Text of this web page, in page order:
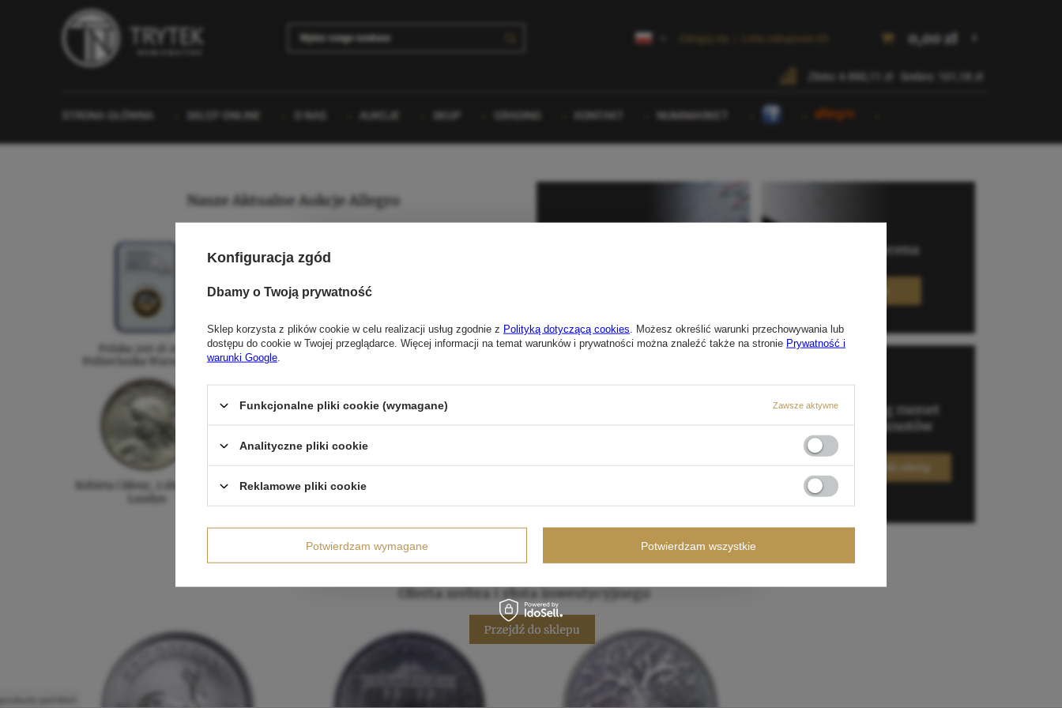
Konfiguracja zgód
Dbamy o Twoją prywatność
Sklep korzysta z plików cookie w celu realizacji usług zgodnie z Polityką dotyczącą cookies . Możesz określić warunki przechowywania lub
dostępu do cookie w Twojej przeglądarce. Więcej informacji na temat warunków i prywatności można znaleźć także na stronie Prywatność i
warunki Google
Funkcjonalne pliki cookie (wymagane) Zawsze aktywne
Analityczne pliki cookie
Reklamowe pliki cookie
Potwierdzam wymagane Potwierdzam wszystkie